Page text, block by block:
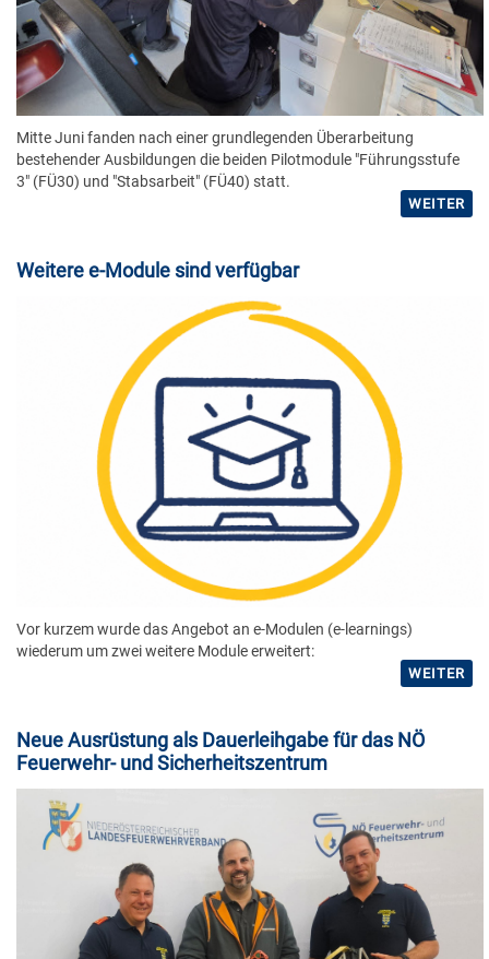
Mitte Juni fanden nach einer grundlegenden Überarbeitung
bestehender Ausbildungen die beiden Pilotmodule "Führungsstufe
3" (FÜ30) und "Stabsarbeit" (FÜ40) statt.
WEITER
Weitere e-Module sind verfügbar
Vor kurzem wurde das Angebot an e-Modulen (e-learnings)
wiederum um zwei weitere Module erweitert:
WEITER
Neue Ausrüstung als Dauerleihgabe für das NÖ
Feuerwehr- und Sicherheitszentrum